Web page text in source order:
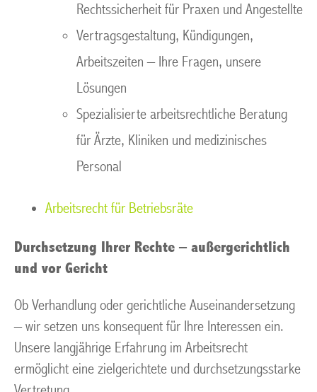
Rechtssicherheit für Praxen und Angestellte
Vertragsgestaltung, Kündigungen,
Arbeitszeiten – Ihre Fragen, unsere
Lösungen
Spezialisierte arbeitsrechtliche Beratung
für Ärzte, Kliniken und medizinisches
Personal
Arbeitsrecht für Betriebsräte
Durchsetzung Ihrer Rechte – außergerichtlich
und vor Gericht
Ob Verhandlung oder gerichtliche Auseinandersetzung
– wir setzen uns konsequent für Ihre Interessen ein.
Unsere langjährige Erfahrung im Arbeitsrecht
ermöglicht eine zielgerichtete und durchsetzungsstarke